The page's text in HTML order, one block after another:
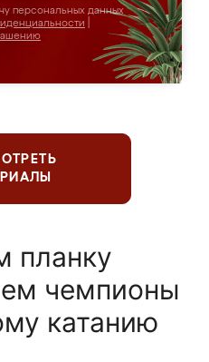
персональных данных
планку
чемпионы
катанию